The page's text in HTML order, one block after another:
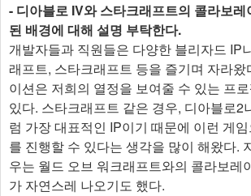
- 디아블로 IV와 스타크래프트의 콜라보
된 배경에 대해 설명 부탁한다.
개발자들과 직원들은 다양한 블리자드 IP
래프트, 스타크래프트 등을 즐기며 자라왔
이션은 저희의 열정을 보여줄 수 있는 프
있다. 스타크래프트 같은 경우, 디아블로2
럼 가장 대표적인 IP이기 때문에 이런 게
를 진행할 수 있다는 생각을 많이 해왔다.
우는 월드 오브 워크래프트와의 콜라보레
가 자연스레 나오기도 했다.